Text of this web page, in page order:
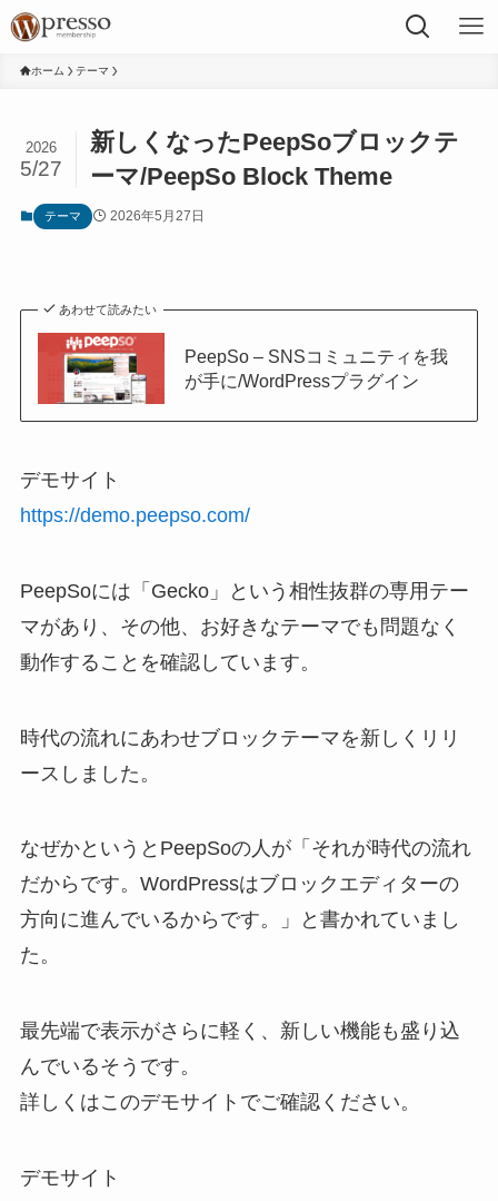
ホーム テーマ
新しくなったPeepSoブロックテ
ーマ/PeepSo Block Theme
2026
5/27
テーマ 2026年5月27日
あわせて読みたい
PeepSo – SNSコミュニティを我
が手に/WordPressプラグイン
デモサイト
https://demo.peepso.com/
PeepSoには「Gecko」という相性抜群の専用テー
マがあり、その他、お好きなテーマでも問題なく
動作することを確認しています。
時代の流れにあわせブロックテーマを新しくリリ
ースしました。
なぜかというとPeepSoの人が「それが時代の流れ
だからです。WordPressはブロックエディターの
方向に進んでいるからです。」と書かれていまし
た。
最先端で表示がさらに軽く、新しい機能も盛り込
んでいるそうです。
詳しくはこのデモサイトでご確認ください。
デモサイト